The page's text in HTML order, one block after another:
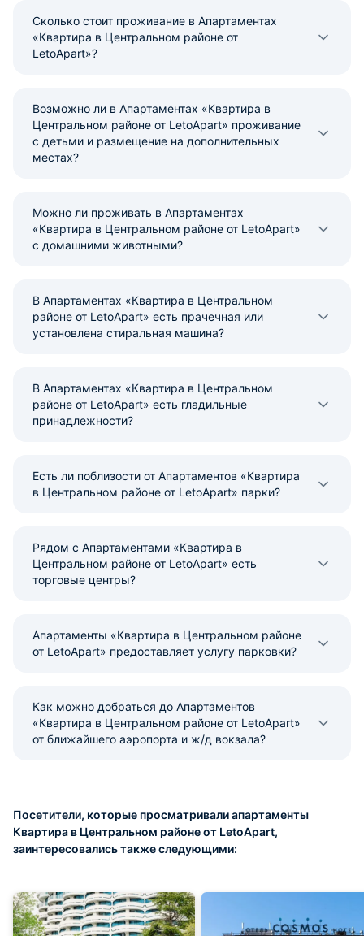
Сколько стоит проживание в Апартаментах
«Квартира в Центральном районе от
LetoApart»?
Возможно ли в Апартаментах «Квартира в
Центральном районе от LetoApart» проживание
с детьми и размещение на дополнительных
местах?
Можно ли проживать в Апартаментах
«Квартира в Центральном районе от LetoApart»
с домашними животными?
В Апартаментах «Квартира в Центральном
районе от LetoApart» есть прачечная или
установлена стиральная машина?
В Апартаментах «Квартира в Центральном
районе от LetoApart» есть гладильные
принадлежности?
Есть ли поблизости от Апартаментов «Квартира
в Центральном районе от LetoApart» парки?
Рядом с Апартаментами «Квартира в
Центральном районе от LetoApart» есть
торговые центры?
Апартаменты «Квартира в Центральном районе
от LetoApart» предоставляет услугу парковки?
Как можно добраться до Апартаментов
«Квартира в Центральном районе от LetoApart»
от ближайшего аэропорта и ж/д вокзала?
Посетители, которые просматривали апартаменты
Квартира в Центральном районе от LetoApart,
заинтересовались также следующими: